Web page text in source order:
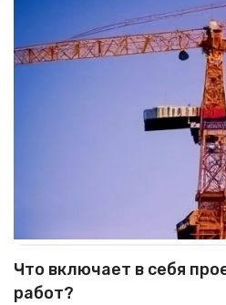
Что включает в себя
работ?